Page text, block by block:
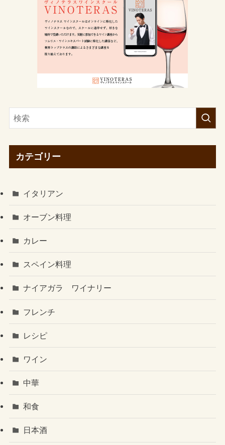
カテゴリー
イタリアン
オーブン料理
カレー
スペイン料理
ナイアガラ ワイナリー
フレンチ
レシピ
ワイン
中華
和食
日本酒